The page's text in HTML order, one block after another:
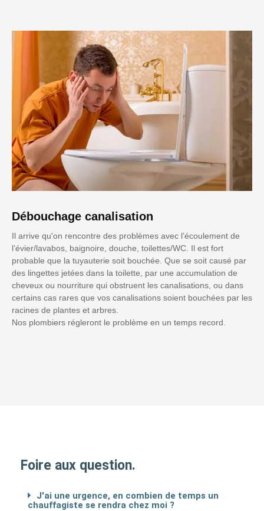
Débouchage canalisation
Il arrive qu'on rencontre des problèmes avec l’écoulement de
l’évier/lavabos, baignoire, douche, toilettes/WC. Il est fort
probable que la tuyauterie soit bouchée. Que se soit causé par
des lingettes jetées dans la toilette, par une accumulation de
cheveux ou nourriture qui obstruent les canalisations, ou dans
certains cas rares que vos canalisations soient bouchées par les
racines de plantes et arbres.
Nos plombiers régleront le problème en un temps record.
Foire aux question.
J'ai une urgence, en combien de temps un
chauffagiste se rendra chez moi ?